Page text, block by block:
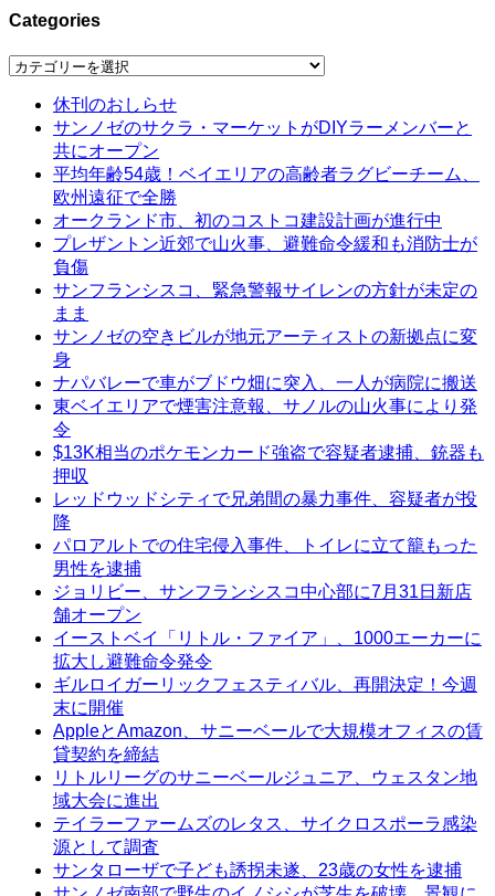
Categories
Categories
休刊のおしらせ
サンノゼのサクラ・マーケットがDIYラーメンバーと
共にオープン
平均年齢54歳！ベイエリアの高齢者ラグビーチーム、
欧州遠征で全勝
オークランド市、初のコストコ建設計画が進行中
プレザントン近郊で山火事、避難命令緩和も消防士が
負傷
サンフランシスコ、緊急警報サイレンの方針が未定の
まま
サンノゼの空きビルが地元アーティストの新拠点に変
身
ナパバレーで車がブドウ畑に突入、一人が病院に搬送
東ベイエリアで煙害注意報、サノルの山火事により発
令
$13K相当のポケモンカード強盗で容疑者逮捕、銃器も
押収
レッドウッドシティで兄弟間の暴力事件、容疑者が投
降
パロアルトでの住宅侵入事件、トイレに立て籠もった
男性を逮捕
ジョリビー、サンフランシスコ中心部に7月31日新店
舗オープン
イーストベイ「リトル・ファイア」、1000エーカーに
拡大し避難命令発令
ギルロイガーリックフェスティバル、再開決定！今週
末に開催
AppleとAmazon、サニーベールで大規模オフィスの賃
貸契約を締結
リトルリーグのサニーベールジュニア、ウェスタン地
域大会に進出
テイラーファームズのレタス、サイクロスポーラ感染
源として調査
サンタローザで子ども誘拐未遂、23歳の女性を逮捕